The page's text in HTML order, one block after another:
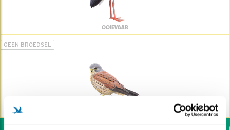
OOIEVAAR
GEEN BROEDSEL